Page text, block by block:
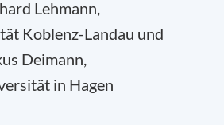
Lehmann,
Koblenz-Landau und
Deimann,
in Hagen